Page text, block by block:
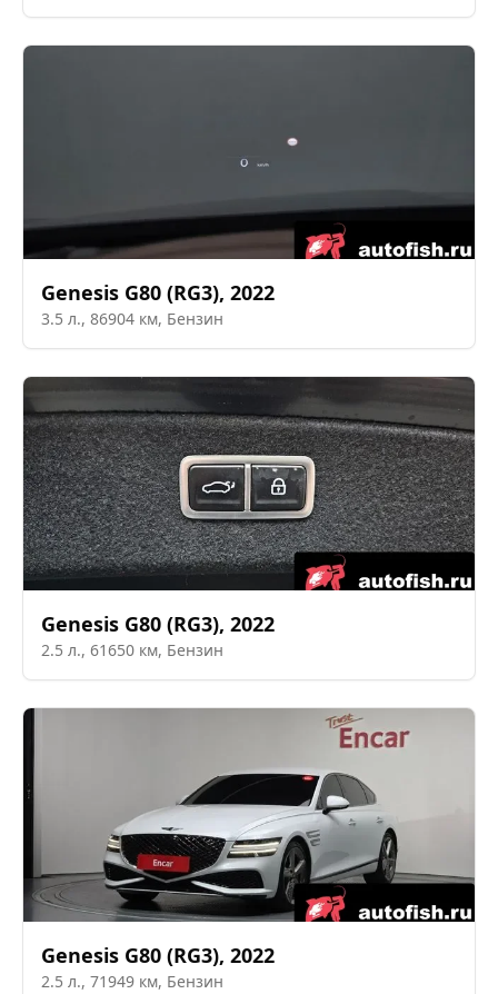
Genesis G80 (RG3), 2022
3.5 л., 86904 км, Бензин
Genesis G80 (RG3), 2022
2.5 л., 61650 км, Бензин
Genesis G80 (RG3), 2022
2.5 л., 71949 км, Бензин